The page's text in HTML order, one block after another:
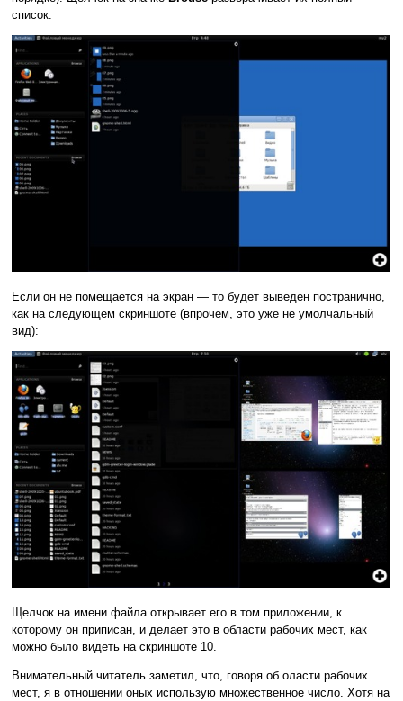
список:
Если он не помещается на экран — то будет выведен постранично,
как на следующем скриншоте (впрочем, это уже не умолчальный
вид):
Щелчок на имени файла открывает его в том приложении, к
которому он приписан, и делает это в области рабочих мест, как
можно было видеть на скриншоте 10.
Внимательный читатель заметил, что, говоря об оласти рабочих
мест, я в отношении оных использую множественное число. Хотя на